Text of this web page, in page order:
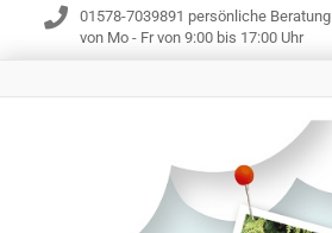
01578-7039891 persönliche Beratung
von Mo - Fr von 9:00 bis 17:00 Uhr